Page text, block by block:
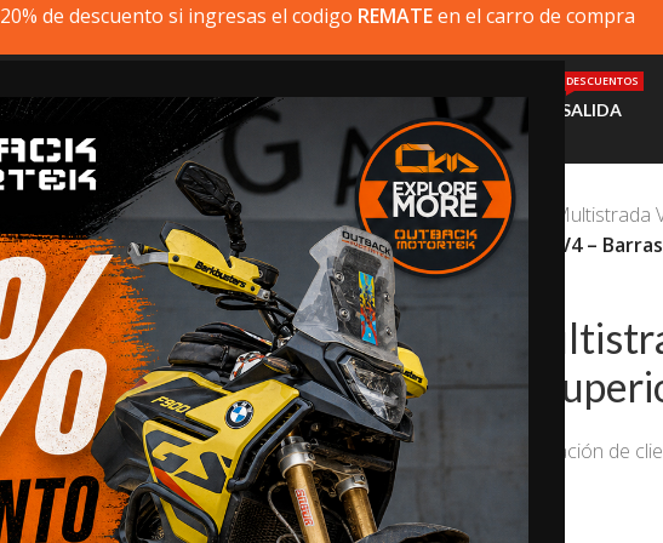
20% de descuento si ingresas el codigo REMATEen el carro de compra
MI MOTOPRODUCTOS INSTALACIÓN SALIDA
DESCUENTOS
20% dto. codigo
REMATE
Inicio/Ducati/Ducati Multistrada
Ducati Multistrada V4 –
Ducati
Defensa
valoración de
$